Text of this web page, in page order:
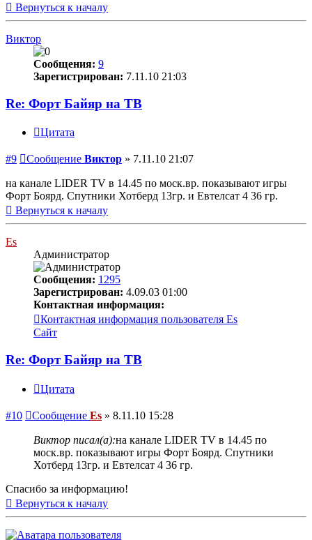
Вернуться к началу
Виктор
Сообщения: 9
Зарегистрирован: 7.11.10 21:03
Re: Форт Байяр на ТВ
Цитата
#9 Сообщение Виктор » 7.11.10 21:07
на канале LIDER TV в 14.45 по моск.вр. показывают игры
Форт Боярд. Спутники Хотберд 13гр. и Евтелсат 4 36 гр.
Вернуться к началу
Es
Администратор
Сообщения: 1295
Зарегистрирован: 4.09.03 01:00
Контактная информация:
Контактная информация пользователя Es
Сайт
Re: Форт Байяр на ТВ
Цитата
#10 Сообщение Es » 8.11.10 15:28
Виктор писал(а):на канале LIDER TV в 14.45 по
моск.вр. показывают игры Форт Боярд. Спутники
Хотберд 13гр. и Евтелсат 4 36 гр.
Спасибо за информацию!
Вернуться к началу